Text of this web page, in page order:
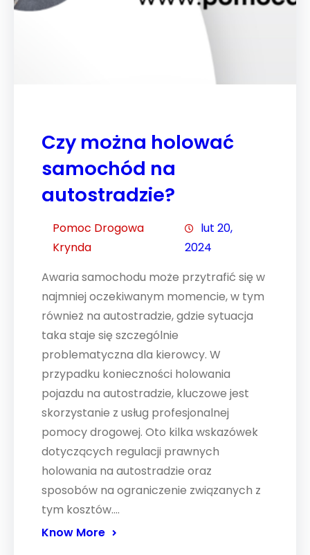
Czy można holować
samochód na
autostradzie?
Pomoc Drogowa
Krynda
lut 20,
2024
Awaria samochodu może przytrafić się w
najmniej oczekiwanym momencie, w tym
również na autostradzie, gdzie sytuacja
taka staje się szczególnie
problematyczna dla kierowcy. W
przypadku konieczności holowania
pojazdu na autostradzie, kluczowe jest
skorzystanie z usług profesjonalnej
pomocy drogowej. Oto kilka wskazówek
dotyczących regulacji prawnych
holowania na autostradzie oraz
sposobów na ograniczenie związanych z
tym kosztów.…
Know More